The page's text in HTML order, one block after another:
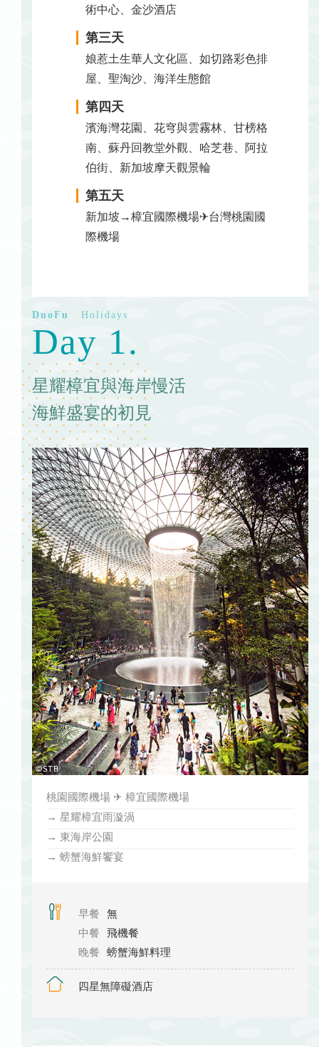
術中心、金沙酒店
第三天
娘惹土生華人文化區、如切路彩色排
屋、聖淘沙、海洋生態館
第四天
濱海灣花園、花穹與雲霧林、甘榜格
南、蘇丹回教堂外觀、哈芝巷、阿拉
伯街、新加坡摩天觀景輪
第五天
新加坡→樟宜國際機場✈台灣桃園國
際機場
Day 1.
星耀樟宜與海岸慢活
海鮮盛宴的初見
桃園國際機場 ✈ 樟宜國際機場
→ 星耀樟宜雨漩渦
→ 東海岸公園
→ 螃蟹海鮮饗宴
早餐
無
中餐
飛機餐
晚餐
螃蟹海鮮料理
四星無障礙酒店